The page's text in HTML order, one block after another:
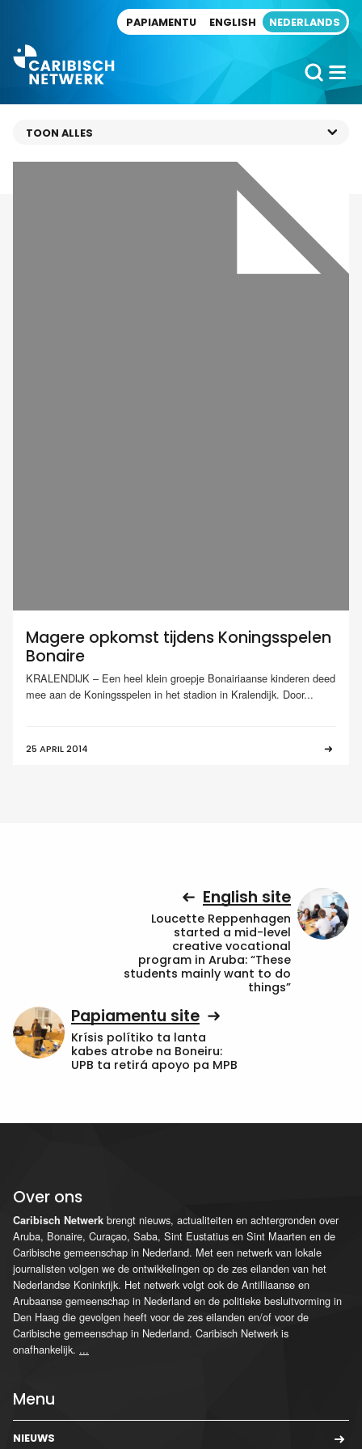
PAPIAMENTU ENGLISH NEDERLANDS
Magere opkomst tijdens Koningsspelen
Bonaire
KRALENDIJK – Een heel klein groepje Bonairiaanse kinderen deed
mee aan de Koningsspelen in het stadion in Kralendijk. Door...
25 APRIL 2014
English site
Loucette Reppenhagen
started a mid-level
creative vocational
program in Aruba: “These
students mainly want to do
things”
Papiamentu site
Krísis polítiko ta lanta
kabes atrobe na Boneiru:
UPB ta retirá apoyo pa MPB
Over ons
Caribisch Netwerk brengt nieuws, actualiteiten en achtergronden over
Aruba, Bonaire, Curaçao, Saba, Sint Eustatius en Sint Maarten en de
Caribische gemeenschap in Nederland. Met een netwerk van lokale
journalisten volgen we de ontwikkelingen op de zes eilanden van het
Nederlandse Koninkrijk. Het netwerk volgt ook de Antilliaanse en
Arubaanse gemeenschap in Nederland en de politieke besluitvorming in
Den Haag die gevolgen heeft voor de zes eilanden en/of voor de
Caribische gemeenschap in Nederland. Caribisch Netwerk is
onafhankelijk. ...
Menu
NIEUWS